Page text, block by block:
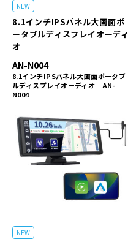
NEW
8.1インチIPSパネル大画面ポ
ータブルディスプレイオーディ
オ
AN-N004
8.1インチIPSパネル大画面ポータブ
ルディスプレイオーディオ AN-
N004
NEW